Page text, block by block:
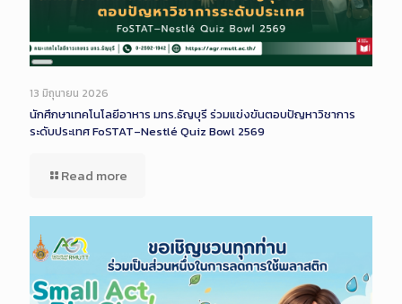
Long
Description
13 มิถุนายน 2026
นักศึกษาเทคโนโลยีอาหาร มทร.ธัญบุรี ร่วมแข่งขันตอบปัญหาวิชาการ
ระดับประเทศ FoSTAT–Nestlé Quiz Bowl 2569
Read more